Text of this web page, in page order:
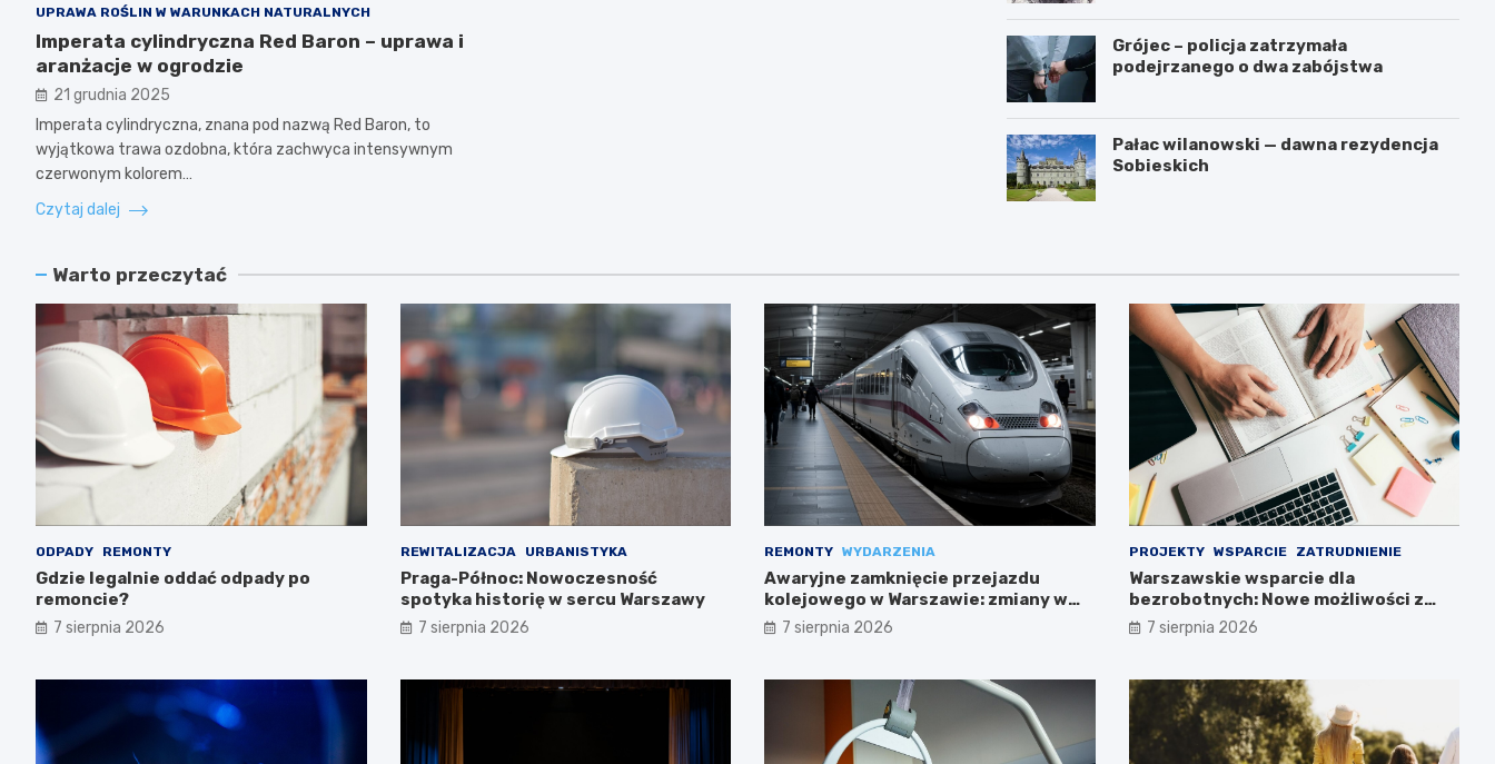
UPRAWA ROŚLIN W WARUNKACH NATURALNYCH
Imperata cylindryczna Red Baron – uprawa i
aranżacje w ogrodzie
21 grudnia 2025
Imperata cylindryczna, znana pod nazwą Red Baron, to
wyjątkowa trawa ozdobna, która zachwyca intensywnym
czerwonym kolorem…
Czytaj dalej
Grójec – policja zatrzymała
podejrzanego o dwa zabójstwa
Pałac wilanowski — dawna rezydencja
Sobieskich
Warto przeczytać
ODPADY REMONTY
Gdzie legalnie oddać odpady po
remoncie?
7 sierpnia 2026
REWITALIZACJA URBANISTYKA
Praga-Północ: Nowoczesność
spotyka historię w sercu Warszawy
7 sierpnia 2026
REMONTY WYDARZENIA
Awaryjne zamknięcie przejazdu
kolejowego w Warszawie: zmiany w
trasach mieszkańców
7 sierpnia 2026
PROJEKTY WSPARCIE ZATRUDNIENIE
Warszawskie wsparcie dla
bezrobotnych: Nowe możliwości z
projektem FEM III
7 sierpnia 2026